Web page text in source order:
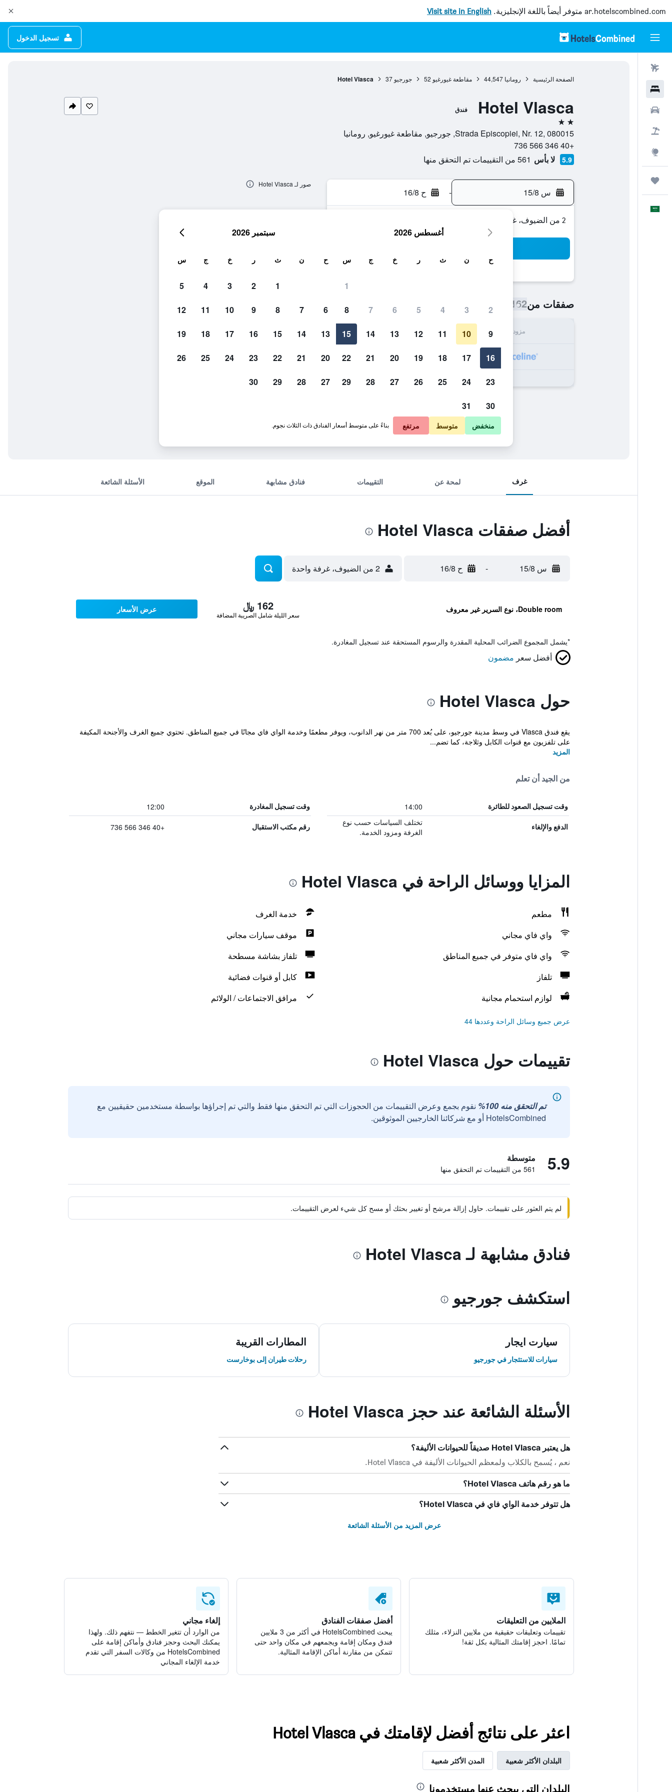
ar.hotelscombined.com متوفر أيضاً باللغة الإنجليزية. Visit site in English
تسجيل الدخول
الصفحة الرئيسية رومانيا 44,547 مقاطعة غيورغيو 52 جورجيو 37
Hotel Vlasca
Hotel Vlasca فندق
2 نجمتين
Strada Episcopiei, Nr. 12, 080015, جورجيو, مقاطعة غيورغيو, رومانيا
+40 346 566 736
5.9 لا بأس 561 من التقييمات تم التحقق منها
س 15/8 - ح 16/8
2 من الضيوف، غرفة واحدة
صفقات من162 ﷼
مزود الإجمالي في الليلة
162 ﷼ عرض الصفقة
صور لـ Hotel Vlasca
غرف لمحة عن التقييمات فنادق مشابهة الموقع الأسئلة الشائعة
أفضل صفقات Hotel Vlasca
س 15/8 - ح 16/8 2 من الضيوف، غرفة واحدة
Double room، نوع السرير غير معروف 162 ﷼
سعر الليلة شامل الصريبة المضافة
عرض الأسعار
*يشمل المجموع الضرائب المحلية المقدرة والرسوم المستحقة عند تسجيل المغادرة.
أفضل سعر مضمون
حول Hotel Vlasca
يقع فندق Vlasca في وسط مدينة جورجيو، على بُعد 700 متر من نهر الدانوب، ويوفر مطعمًا وخدمة الواي فاي مجانًا في جميع المناطق. تحتوي جميع الغرف والأجنحة المكيفة
على تلفزيون مع قنوات الكابل وثلاجة، كما تضم...
المزيد
من الجيد أن تعلم
وقت تسجيل الصعود للطائرة 14:00 وقت تسجيل المغادرة 12:00
الدفع والإلغاء
تختلف السياسات حسب نوع
الغرفة ومزود الخدمة.
رقم مكتب الاستقبال +40 346 566 736
المزايا ووسائل الراحة في Hotel Vlasca
مطعم
خدمة الغرف
واي فاي مجاني
موقف سيارات مجاني
واي فاي متوفر في جميع المناطق
تلفاز بشاشة مسطحة
تلفاز
كابل أو قنوات فضائية
لوازم استحمام مجانية
مرافق الاجتماعات / الولائم
عرض جميع وسائل الراحة وعددها 44
تقييمات حول Hotel Vlasca
تم التحقق منه 100%
نقوم بجمع وعرض التقييمات من الحجوزات التي تم التحقق منها فقط والتي تم إجراؤها بواسطة مستخدمين حقيقيين مع
HotelsCombined أو مع شركائنا الخارجيين الموثوقين.
5.9 متوسطة
561 من التقييمات تم التحقق منها
لم يتم العثور على تقييمات. حاول إزالة مرشح أو تغيير بحثك أو مسح كل شيء لعرض التقييمات.
فنادق مشابهة لـ Hotel Vlasca
استكشف جورجيو
سيارت ايجار
سيارات للاستئجار في جورجيو
المطارات القريبة
رحلات طيران إلى بوخارست
الأسئلة الشائعة عند حجز Hotel Vlasca
هل يعتبر Hotel Vlasca صديقاً للحيوانات الأليفة؟
نعم ، يُسمح بالكلاب ولمعظم الحيوانات الأليفة في Hotel Vlasca.
ما هو رقم هاتف Hotel Vlasca؟
هل تتوفر خدمة الواي فاي في Hotel Vlasca؟
عرض المزيد من الأسئلة الشائعة
الملايين من التعليقات
تقييمات وتعليقات حقيقية من ملايين النزلاء، مثلك
تمامًا. احجز إقامتك المثالية بكل ثقة!
أفضل صفقات الفنادق
يبحث HotelsCombined في أكثر من 3 ملايين
فندق ومكان إقامة ويجمعهم في مكان واحد حتى
تتمكن من مقارنة أماكن الإقامة المثالية.
إلغاء مجاني
من الوارد أن تتغير الخطط — نتفهم ذلك. ولهذا
يمكنك البحث وحجز فنادق وأماكن إقامة على
HotelsCombined من وكالات السفر التي تقدم
خدمة الإلغاء المجاني
اعثر على نتائج أفضل لإقامتك في Hotel Vlasca
البلدان الأكثر شعبية المدن الأكثر شعبية
البلدان التي يبحث عنها مستخدمونا
أغسطس 2026
ح ن ث ر خ ج س
1
2
3
4
5
6
7
8
9
10
11
12
13
14
15
16
17
18
19
20
21
22
23
24
25
26
27
28
29
30
31
سبتمبر 2026
ح ن ث ر خ ج س
1
2
3
4
5
6
7
8
9
10
11
12
13
14
15
16
17
18
19
20
21
22
23
24
25
26
27
28
29
30
منخفض متوسط مرتفع بناءً على متوسط أسعار الفنادق ذات الثلاث نجوم.